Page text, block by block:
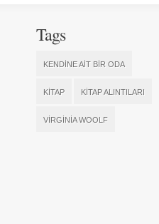
Tags
KENDINE AIT BIR ODA
KITAP KITAP ALINTILARI
VIRGINIA WOOLF